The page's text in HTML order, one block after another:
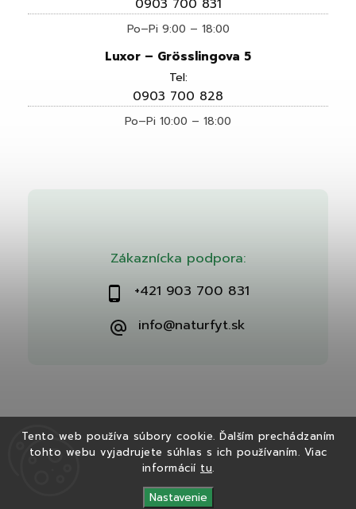
Tento web používa súbory cookie. Ďalším prechádzaním
tohto webu vyjadrujete súhlas s ich používaním. Viac
informácií tu.
Nastavenie
Zákaznícka podpora:
+421 903 700 831
info@naturfyt.sk
0903 700 831
Po–Pi 9:00 – 18:00
Luxor – Grösslingova 5
Tel:
0903 700 828
Po–Pi 10:00 – 18:00
Copyright 2026Naturfyt.sk. Všetky práva vyhradené.